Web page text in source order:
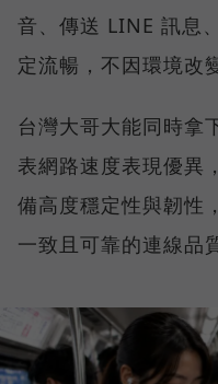
音、傳送 LINE 訊息
定流暢，不因環境改
台灣大哥大能同時拿
表網路速度表現優異
備高度穩定性與韌性
一致且可靠的連線品